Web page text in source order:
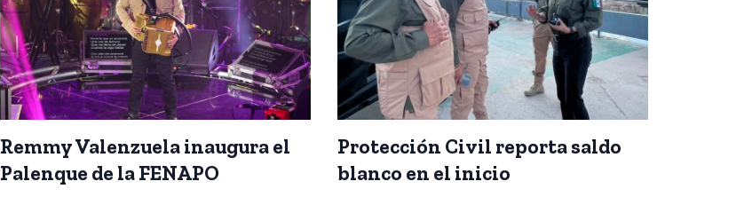
Remmy Valenzuela inaugura el
Palenque de la FENAPO
Protección Civil reporta saldo
blanco en el inicio